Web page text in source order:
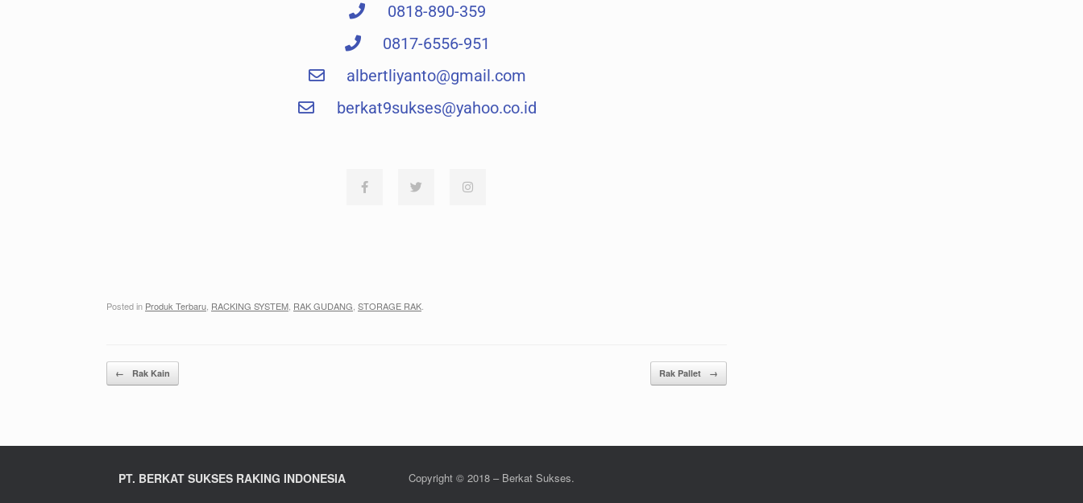
0818-890-359
0817-6556-951
albertliyanto@gmail.com​
berkat9sukses@yahoo.co.id
Posted in Produk Terbaru RACKING SYSTEM RAK GUDANG STORAGE RAK
Post navigation
← Rak Kain Rak Pallet →
PT. BERKAT SUKSES RAKING INDONESIA Copyright © 2018 – Berkat Sukses.